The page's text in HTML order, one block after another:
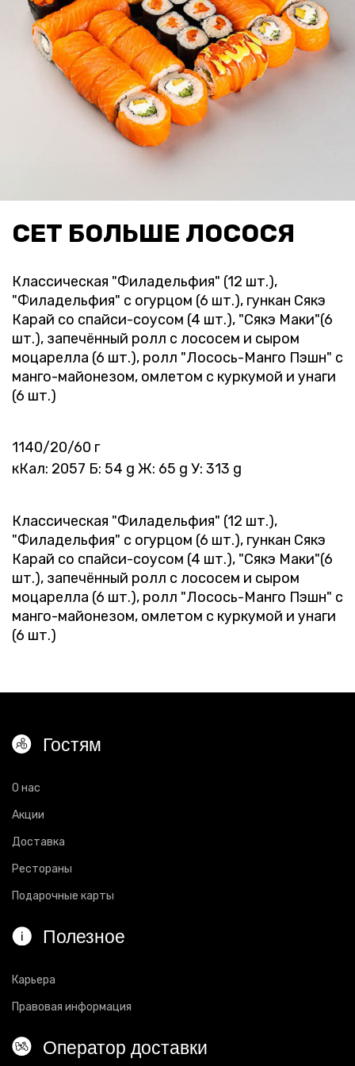
СЕТ БОЛЬШЕ ЛОСОСЯ
Классическая "Филадельфия" (12 шт.),
"Филадельфия" с огурцом (6 шт.), гункан Сякэ
Карай со спайси-соусом (4 шт.), "Сякэ Маки"(6
шт.), запечённый ролл с лососем и сыром
моцарелла (6 шт.), ролл "Лосось-Манго Пэшн" с
манго-майонезом, омлетом с куркумой и унаги
(6 шт.)
1140/20/60 г
кКал: 2057 Б: 54 g Ж: 65 g У: 313 g
Классическая "Филадельфия" (12 шт.),
"Филадельфия" с огурцом (6 шт.), гункан Сякэ
Карай со спайси-соусом (4 шт.), "Сякэ Маки"(6
шт.), запечённый ролл с лососем и сыром
моцарелла (6 шт.), ролл "Лосось-Манго Пэшн" с
манго-майонезом, омлетом с куркумой и унаги
(6 шт.)
Гостям
О нас
Акции
Доставка
Рестораны
Подарочные карты
Полезное
Карьера
Правовая информация
Оператор доставки